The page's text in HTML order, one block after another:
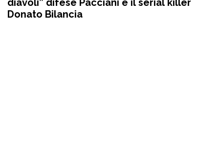
diavoli” difese Pacciani e il serial killer
Donato Bilancia